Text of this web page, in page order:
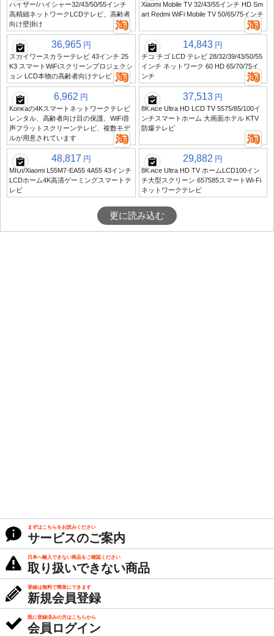
ハイザー/ハイシャー32/43/50/55インチ
高精細ネットワークLCDテレビ、高齢者
向け壁掛け
Xiaomi Mobile TV 32/43/55インチ HD Sm
art Redmi WiFi Mobile TV 50/65/75インチ
36,965 円
スカイワースカラーテレビ 43インチ 25
K3 スマートWiFiスクリーンプロジェクシ
ョン LCD本物の高齢者向けテレビ
14,843 円
チゴ チゴ LCD テレビ 28/32/39/43/50/55
インチ ネットワーク 60 HD 65/70/75イ
ンチ
6,962 円
Konkaの4Kスマートネットワークテレビ
レンタル、高齢者向け目の保護、WiFi音
声フラットスクリーンテレビ、複数モデ
ルが用意されています
37,513 円
8K Ace Ultra HD LCD TV 5575/85/100イ
ンチスマートホーム 大画面ホテル KTV
防爆テレビ
48,817 円
MIUI/Xiaomi L55M7-EA55 4A55 43インチ
LCDホーム4K高清ゲーミングスマートテ
レビ
29,882 円
8K Ace Ultra HD TV ホームLCD100イン
チ大型スクリーン 657585スマートWi-Fi
ネットワークテレビ
更に読み込む
まずはこちらをお読みください
サービスのご案内
日本へ輸入できない商品をご確認ください
取り扱いできない商品
登録は無料で簡単にできます
新規会員登録
既に登録済みの方はこちらから
会員ログイン